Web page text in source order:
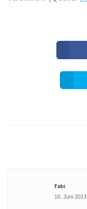
Fabi
10. Juni 2013